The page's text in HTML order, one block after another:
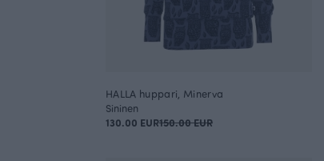
HALLA huppari, Minerva
Sininen
130.00 EUR150.00 EUR